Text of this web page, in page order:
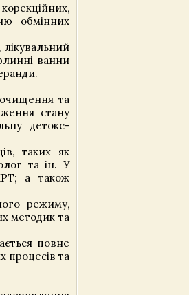
обмінних
ванни
та
стану
детокс-
таких як
та ін. У
а також
режиму,
методик та
повне
процесів та